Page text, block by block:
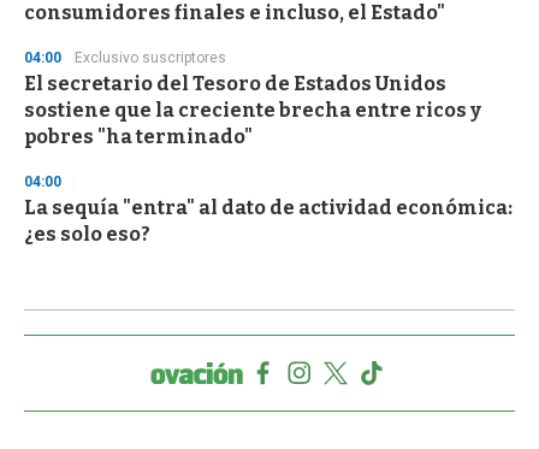
consumidores finales e incluso, el Estado"
04:00 Exclusivo suscriptores
El secretario del Tesoro de Estados Unidos
sostiene que la creciente brecha entre ricos y
pobres "ha terminado"
04:00
La sequía "entra" al dato de actividad económica:
¿es solo eso?